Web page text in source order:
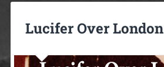
Lucifer Over London